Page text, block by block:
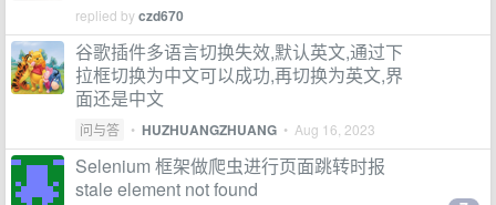
replied byczd670
谷歌插件多语言切换失效,默认英文,通过下
拉框切换为中文可以成功,再切换为英文,界
面还是中文
问与答 • HUZHUANGZHUANG • Aug 16, 2023
Selenium 框架做爬虫进行页面跳转时报
stale element not found